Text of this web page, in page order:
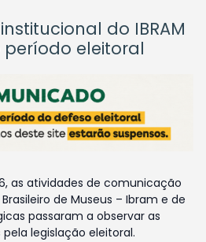
do IBRAM
eleitoral
as atividades de comunicação
de Museus – Ibram e de
passaram a observar as
legislação eleitoral.